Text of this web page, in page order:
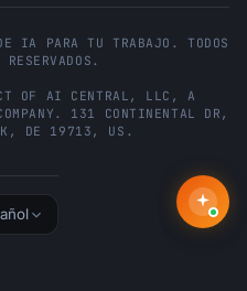
IA PARA TU TRABAJO. TODOS
RESERVADOS.
OF AI CENTRAL, LLC , A
131 CONTINENTAL DR,
, DE 19713 , US .